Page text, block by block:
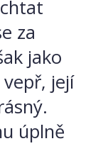
za
jako
její
úplně